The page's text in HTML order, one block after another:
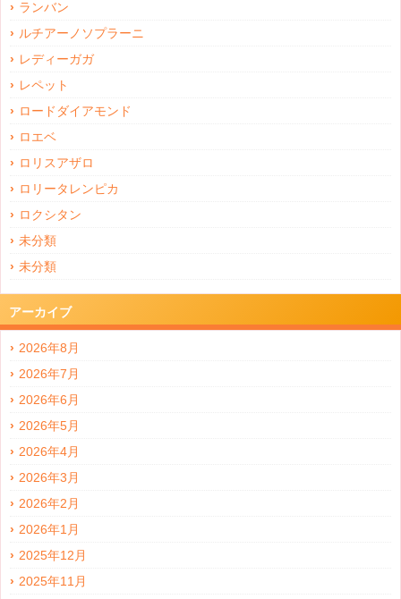
ランバン
ルチアーノソプラーニ
レディーガガ
レペット
ロードダイアモンド
ロエベ
ロリスアザロ
ロリータレンピカ
ロクシタン
未分類
未分類
アーカイブ
2026年8月
2026年7月
2026年6月
2026年5月
2026年4月
2026年3月
2026年2月
2026年1月
2025年12月
2025年11月